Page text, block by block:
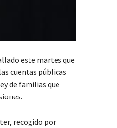
este martes que
cuentas públicas
de familias que
recogido por